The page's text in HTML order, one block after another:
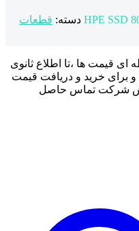
دسته: قطعات
ای قیمت ها ،تا اطلاع ثانوی
برای خرید و دریافت قیمت
شرکت تماس حاصل